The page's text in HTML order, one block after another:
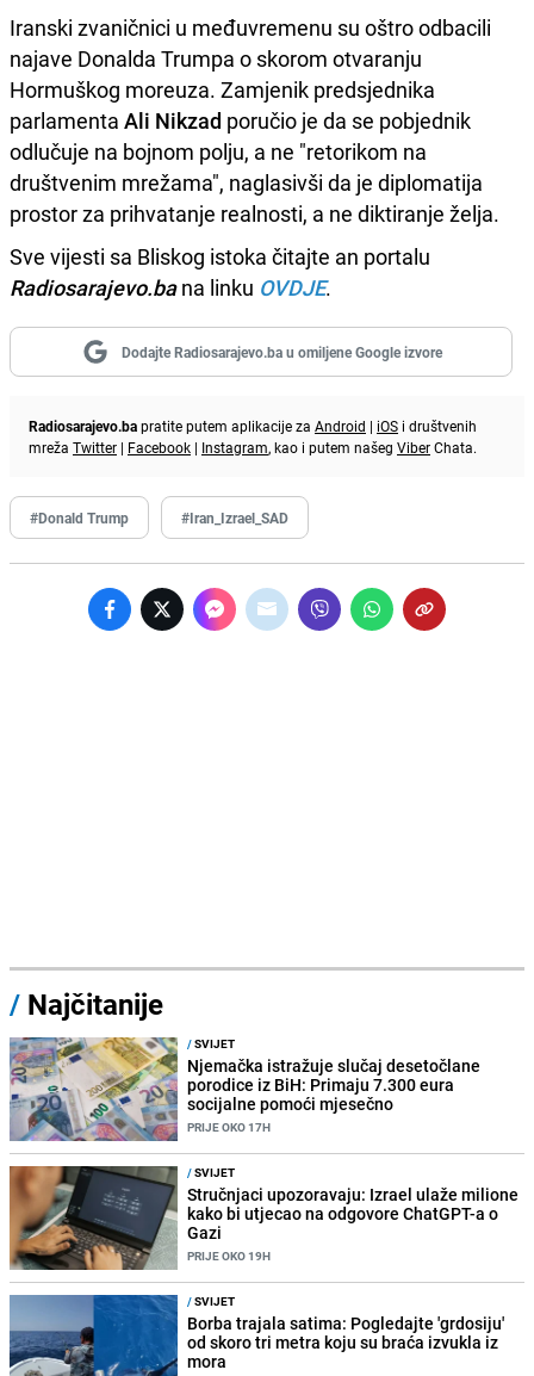
Iranski zvaničnici u međuvremenu su oštro odbacili
najave Donalda Trumpa o skorom otvaranju
Hormuškog moreuza. Zamjenik predsjednika
parlamenta Ali Nikzad poručio je da se pobjednik
odlučuje na bojnom polju, a ne "retorikom na
društvenim mrežama", naglasivši da je diplomatija
prostor za prihvatanje realnosti, a ne diktiranje želja.
Sve vijesti sa Bliskog istoka čitajte an portalu
Radiosarajevo.bana linku OVDJE.
Dodajte Radiosarajevo.ba u omiljene Google izvore
Radiosarajevo.bapratite putem aplikacije za Android | iOS i društvenih
mreža Twitter | Facebook | Instagram, kao i putem našeg ViberChata.
#Donald Trump #Iran_Izrael_SAD
/ Najčitanije
/SVIJET
Njemačka istražuje slučaj desetočlane
porodice iz BiH: Primaju 7.300 eura
socijalne pomoći mjesečno
PRIJE OKO 17H
/SVIJET
Stručnjaci upozoravaju: Izrael ulaže milione
kako bi utjecao na odgovore ChatGPT-a o
Gazi
PRIJE OKO 19H
/SVIJET
Borba trajala satima: Pogledajte 'grdosiju'
od skoro tri metra koju su braća izvukla iz
mora